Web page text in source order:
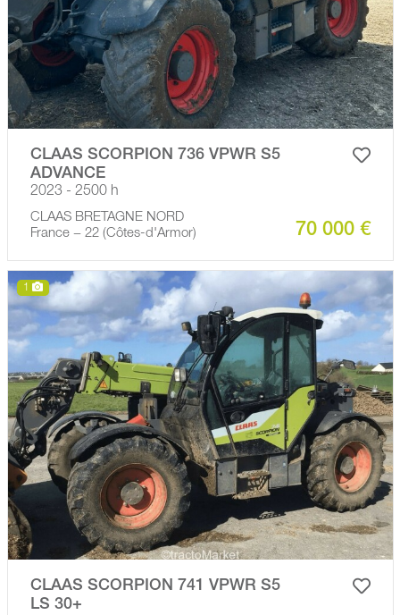
CLAAS SCORPION 736 VPWR S5
ADVANCE
2023 - 2500 h
CLAAS BRETAGNE NORD
France − 22 (Côtes-d'Armor)
70 000 €
1
CLAAS SCORPION 741 VPWR S5
LS 30+